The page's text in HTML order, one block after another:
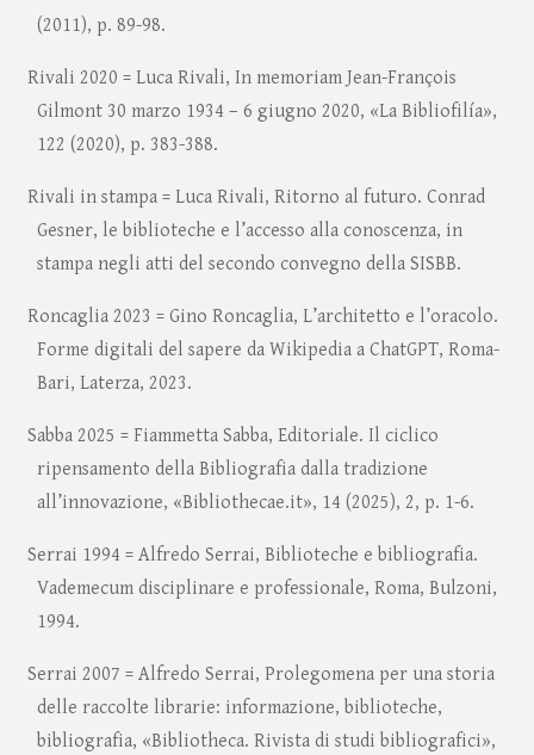
(2011), p. 89-98.
Rivali 2020 = Luca Rivali, In memoriam Jean-François
Gilmont 30 marzo 1934 – 6 giugno 2020, «La Bibliofilía»,
122 (2020), p. 383-388.
Rivali in stampa = Luca Rivali, Ritorno al futuro. Conrad
Gesner, le biblioteche e l’accesso alla conoscenza, in
stampa negli atti del secondo convegno della SISBB.
Roncaglia 2023 = Gino Roncaglia, L’architetto e l’oracolo.
Forme digitali del sapere da Wikipedia a ChatGPT, Roma-
Bari, Laterza, 2023.
Sabba 2025 = Fiammetta Sabba, Editoriale. Il ciclico
ripensamento della Bibliografia dalla tradizione
all’innovazione, «Bibliothecae.it», 14 (2025), 2, p. 1-6.
Serrai 1994 = Alfredo Serrai, Biblioteche e bibliografia.
Vademecum disciplinare e professionale, Roma, Bulzoni,
1994.
Serrai 2007 = Alfredo Serrai, Prolegomena per una storia
delle raccolte librarie: informazione, biblioteche,
bibliografia, «Bibliotheca. Rivista di studi bibliografici»,